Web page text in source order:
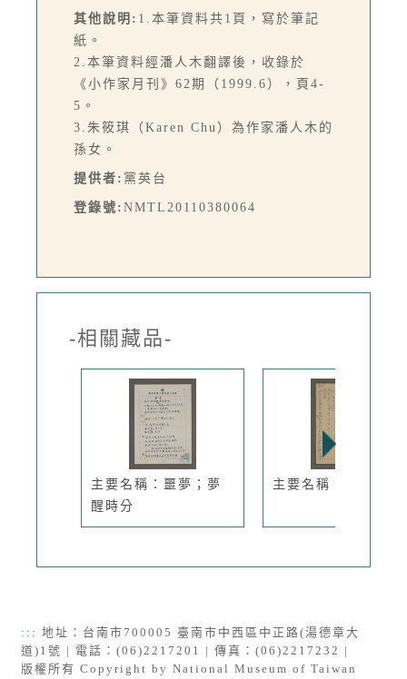
其他說明: 1.本筆資料共1頁，寫於筆記
紙。
2.本筆資料經潘人木翻譯後，收錄於
《小作家月刊》62期（1999.6），頁4-
5。
3.朱筱琪（Karen Chu）為作家潘人木的
孫女。
提供者: 黨英台
登錄號: NMTL20110380064
-相關藏品-
主要名稱：噩夢；夢
醒時分
主要名稱：選擇
::: 地址：台南市700005 臺南市中西區中正路(湯德章大
道)1號 | 電話：(06)2217201 | 傳真：(06)2217232 |
版權所有 Copyright by National Museum of Taiwan